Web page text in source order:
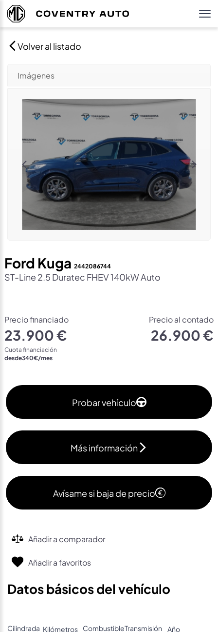
Volver al listado
Imágenes
Ford Kuga 2442086744
ST-Line 2.5 Duratec FHEV 140kW Auto
Precio financiado
23.900 €
Cuota financiación
desde340€/mes
Precio al contado
26.900 €
Probar vehículo
Más información
Avísame si baja de precio
Añadir a comparador
Añadir a favoritos
Datos básicos del vehículo
Cilindrada Kilómetros CombustibleTransmisión
Año